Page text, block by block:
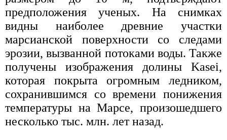
предположения ученых. На снимках
видны наиболее древние участки
марсианской поверхности со следами
эрозии, вызванной потоками воды. Также
получены изображения долины Kasei,
которая покрыта огромным ледником,
сохранившимся со времени понижения
температуры на Марсе, произошедшего
несколько тыс. млн. лет назад.